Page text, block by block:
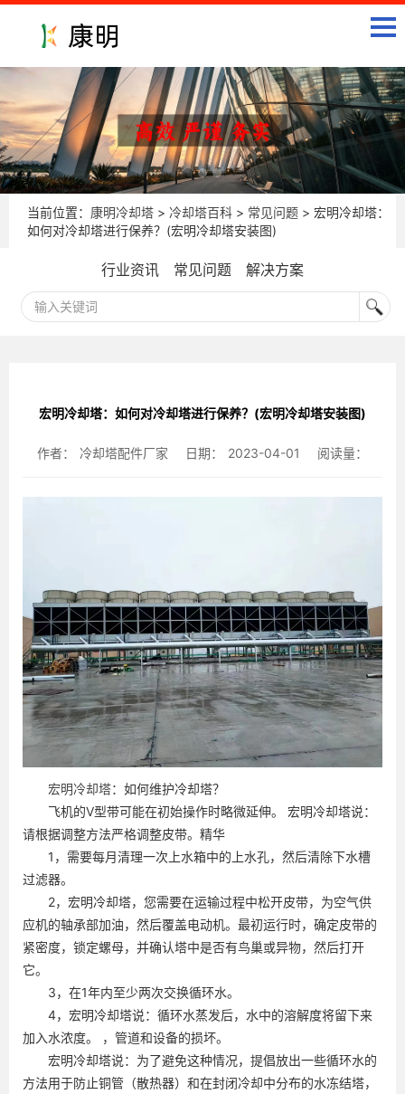
当前位置： 康明冷却塔 > 冷却塔百科 > 常见问题 > 宏明冷却塔：
如何对冷却塔进行保养？(宏明冷却塔安装图)
行业资讯 常见问题 解决方案
宏明冷却塔：如何对冷却塔进行保养？(宏明冷却塔安装图)
作者： 冷却塔配件厂家 日期： 2023-04-01 阅读量：
宏明冷却塔：如何维护冷却塔？
飞机的V型带可能在初始操作时略微延伸。 宏明冷却塔说：
请根据调整方法严格调整皮带。精华
1，需要每月清理一次上水箱中的上水孔，然后清除下水槽
过滤器。
2，宏明冷却塔，您需要在运输过程中松开皮带，为空气供
应机的轴承部加油，然后覆盖电动机。最初运行时，确定皮带的
紧密度，锁定螺母，并确认塔中是否有鸟巢或异物，然后打开
它。
3，在1年内至少两次交换循环水。
4，宏明冷却塔说：循环水蒸发后，水中的溶解度将留下来
加入水浓度。 ，管道和设备的损坏。
宏明冷却塔说：为了避免这种情况，提倡放出一些循环水的
方法用于防止铜管（散热器）和在封闭冷却中分布的水冻结塔，